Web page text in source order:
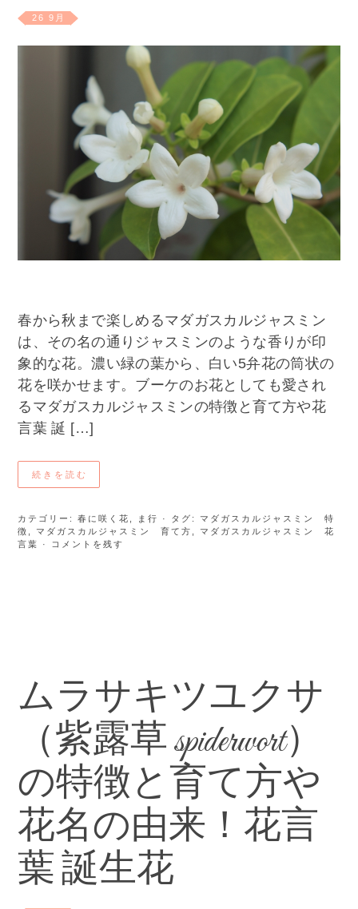
26 9月
春から秋まで楽しめるマダガスカルジャスミン
は、その名の通りジャスミンのような香りが印
象的な花。濃い緑の葉から、白い5弁花の筒状の
花を咲かせます。ブーケのお花としても愛され
るマダガスカルジャスミンの特徴と育て方や花
言葉 誕 […]
続きを読む
カテゴリー:春に咲く花 ま行 · タグ: マダガスカルジャスミン 特
徴
マダガスカルジャスミン 育て方
マダガスカルジャスミン 花
言葉
· コメントを残す
ムラサキツユクサ
（紫露草 spiderwort）
の特徴と育て方や
花名の由来！花言
葉 誕生花